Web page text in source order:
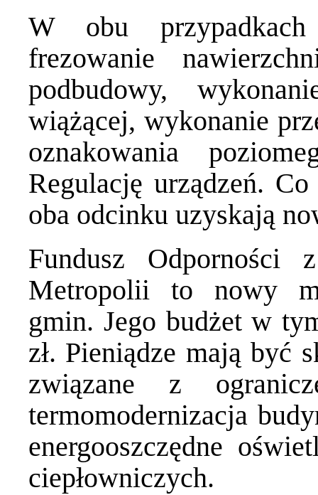
W obu
frezowanie
podbudowy,
wiążącej, wykonanie
oznakowania
Regulację urządzeń.
oba odcinku uzyskają
Fundusz Odporności z
Metropolii to nowy
gmin. Jego budżet w
zł. Pieniądze mają być
związane z
termomodernizacja
energooszczędne
ciepłowniczych.